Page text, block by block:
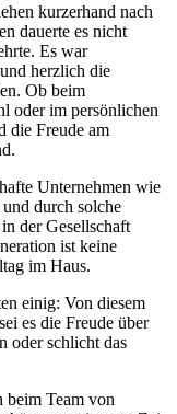
kurzerhand nach
dauerte es nicht
Es war
herzlich die
Ob beim
oder im persönlichen
die Freude am
Unternehmen wie
durch solche
der Gesellschaft
ist keine
im Haus.
einig: Von diesem
es die Freude über
oder schlicht das
beim Team von